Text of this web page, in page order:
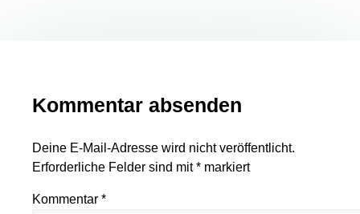
Kommentar absenden
Deine E-Mail-Adresse wird nicht veröffentlicht.
Erforderliche Felder sind mit* markiert
Kommentar *